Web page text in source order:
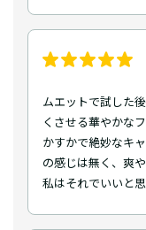
ムエットで試した
くさせる華やかな
かすかで絶妙なキ
の感じは無く、爽
私はそれでいいと思